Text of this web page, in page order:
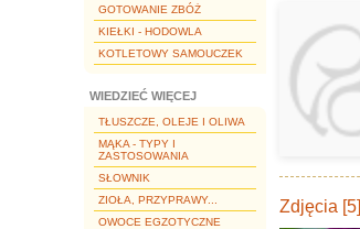
GOTOWANIE ZBÓŻ
KIEŁKI - HODOWLA
KOTLETOWY SAMOUCZEK
WIEDZIEĆ WIĘCEJ
TŁUSZCZE, OLEJE I OLIWA
MĄKA - TYPY I
ZASTOSOWANIA
SŁOWNIK
ZIOŁA, PRZYPRAWY...
OWOCE EGZOTYCZNE
Zdjęcia [5]